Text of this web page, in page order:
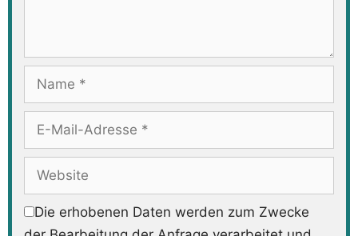
Mail-
Adresse
Die erhobenen Daten werden zum Zwecke